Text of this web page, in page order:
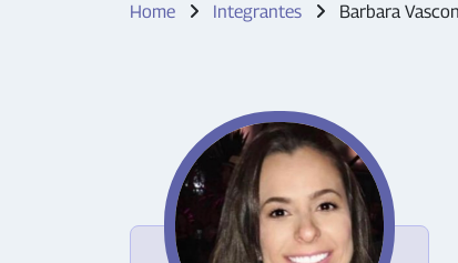
Home Integrantes Barbara